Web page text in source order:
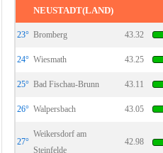
NEUSTADT(LAND)
23° Bromberg 43.32
24° Wiesmath 43.25
25° Bad Fischau-Brunn 43.11
26° Walpersbach 43.05
27°
Weikersdorf am
Steinfelde
42.98